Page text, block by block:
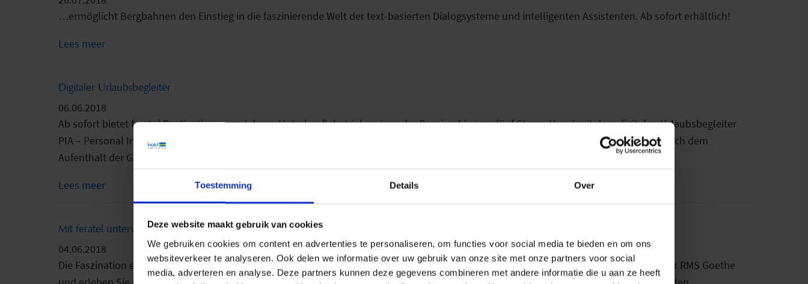
Toestemming Details Over
Deze website maakt gebruik van cookies
We gebruiken cookies om content en advertenties te personaliseren, om functies voor social media te bieden en om ons
websiteverkeer te analyseren. Ook delen we informatie over uw gebruik van onze site met onze partners voor social
media, adverteren en analyse. Deze partners kunnen deze gegevens combineren met andere informatie die u aan ze heeft
…ermöglicht Bergbahnen den Einstieg in die faszinierende Welt der text-basierten Dialogsysteme und intelligenten Assistenten. Ab sofort erhältlich!
Lees meer
Digitaler Urlaubsbegleiter
06.06.2018
Ab sofort bietet feratel Destinationen und deren Unterkunftsbetrieben (von der Pension bis zum fünf Sterne Haus) mit dem digitalen Urlaubsbegleiter
PIA – Personal Interests` Assistant ein hochwertiges Informations-, Service-, Verkaufs- und Marketingtool. Und das vor, während und nach dem
Aufenthalt der Gäste.
Lees meer
Mit feratel unterwegs am Romantischen Rhein
04.06.2018
Die Faszination einer Schifffahrt genießen und dabei nicht einmal das Haus verlassen? Mit feratel kein Problem: Kommen Sie an Bord der RMS Goethe